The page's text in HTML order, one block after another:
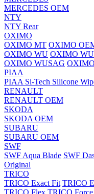
MERCEDES OEM
NTY
NTY Rear
OXIMO
OXIMO MT OXIMO
OXIMO WU OXIMO
OXIMO WUSAG
PIAA
PIAA Si-Tech Silicone
RENAULT
RENAULT OEM
SKODA
SKODA OEM
SUBARU
SUBARU OEM
SWF
SWF Aqua Blade SWF
Original
TRICO
TRICO Exact Fit TRICO
TRICO Flex TRICO Force